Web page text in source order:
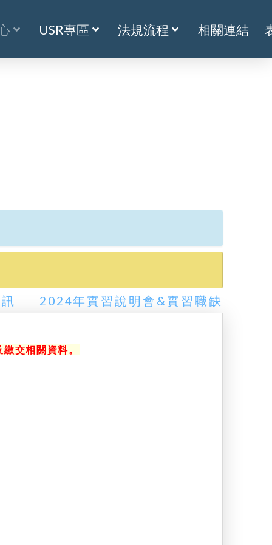
USR專區 法規流程 相關連結
2024年實習說明會&實習職缺
交相關資料。